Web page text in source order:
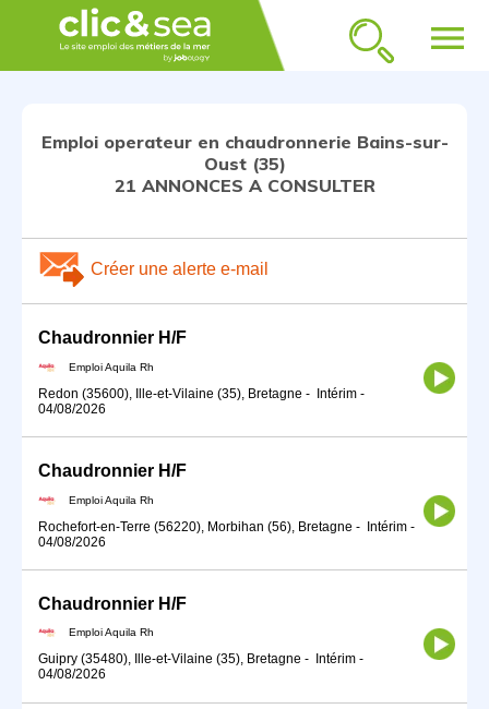
menu
Emploi operateur en chaudronnerie Bains-sur-
Oust (35)
21 ANNONCES A CONSULTER
Créer une alerte e-mail
Chaudronnier H/F
Emploi Aquila Rh
Redon (35600), Ille-et-Vilaine (35), Bretagne - Intérim -
04/08/2026
Chaudronnier H/F
Emploi Aquila Rh
Rochefort-en-Terre (56220), Morbihan (56), Bretagne - Intérim -
04/08/2026
Chaudronnier H/F
Emploi Aquila Rh
Guipry (35480), Ille-et-Vilaine (35), Bretagne - Intérim -
04/08/2026